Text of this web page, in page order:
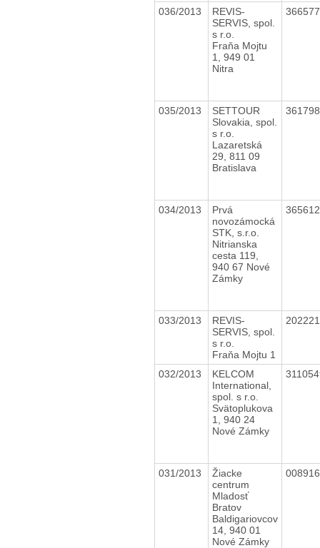
036/2013
REVIS-
SERVIS, spol.
s r.o.
Fraňa Mojtu
1, 949 01
Nitra
035/2013
SETTOUR
Slovakia, spol.
s r.o.
Lazaretská
29, 811 09
Bratislava
034/2013
Prvá
novozámocká
STK, s.r.o.
Nitrianska
cesta 119,
940 67 Nové
Zámky
033/2013
REVIS-
SERVIS, spol.
s r.o.
Fraňa Mojtu 1
032/2013
KELCOM
International,
spol. s r.o.
Svätoplukova
1, 940 24
Nové Zámky
031/2013
Žiacke
centrum
Mladosť
Bratov
Baldigariovcov
14, 940 01
Nové Zámky